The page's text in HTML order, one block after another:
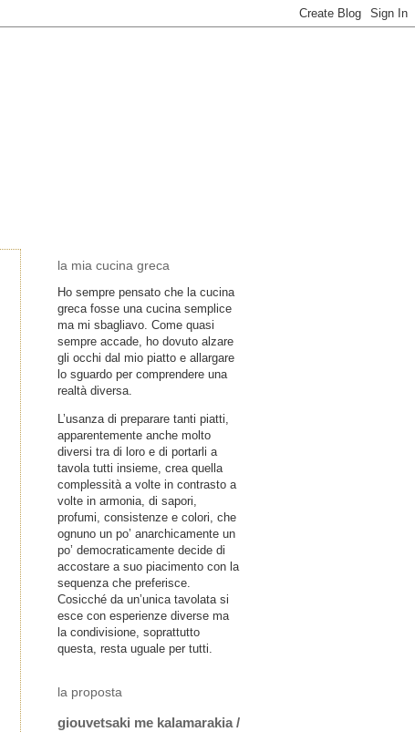
la mia cucina greca
Ho sempre pensato che la cucina
greca fosse una cucina semplice
ma mi sbagliavo. Come quasi
sempre accade, ho dovuto alzare
gli occhi dal mio piatto e allargare
lo sguardo per comprendere una
realtà diversa.
L’usanza di preparare tanti piatti,
apparentemente anche molto
diversi tra di loro e di portarli a
tavola tutti insieme, crea quella
complessità a volte in contrasto a
volte in armonia, di sapori,
profumi, consistenze e colori, che
ognuno un po’ anarchicamente un
po’ democraticamente decide di
accostare a suo piacimento con la
sequenza che preferisce.
Cosicché da un’unica tavolata si
esce con esperienze diverse ma
la condivisione, soprattutto
questa, resta uguale per tutti.
la proposta
giouvetsaki me kalamarakia /